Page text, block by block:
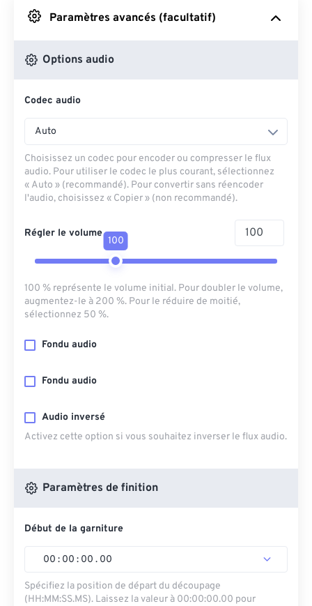
Depuis Google Drive
Depuis OneDrive
Paramètres avancés (facultatif)
Options audio
Codec audio
Auto
Choisissez un codec pour encoder ou compresser le flux
audio. Pour utiliser le codec le plus courant, sélectionnez
« Auto » (recommandé). Pour convertir sans réencoder
l'audio, choisissez « Copier » (non recommandé).
Régler le volume
100
100 % représente le volume initial. Pour doubler le volume,
augmentez-le à 200 %. Pour le réduire de moitié,
sélectionnez 50 %.
Fondu audio
Fondu audio
Audio inversé
Activez cette option si vous souhaitez inverser le flux audio.
Paramètres de finition
Début de la garniture
00 : 00 : 00 . 00
Spécifiez la position de départ du découpage
(HH:MM:SS.MS). Laissez la valeur à 00:00:00.00 pour